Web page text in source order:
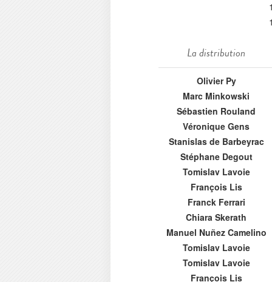
La distribution
Olivier Py
Marc Minkowski
Sébastien Rouland
Véronique Gens
Stanislas de Barbeyrac
Stéphane Degout
Tomislav Lavoie
François Lis
Franck Ferrari
Chiara Skerath
Manuel Nuñez Camelino
Tomislav Lavoie
Tomislav Lavoie
François Lis